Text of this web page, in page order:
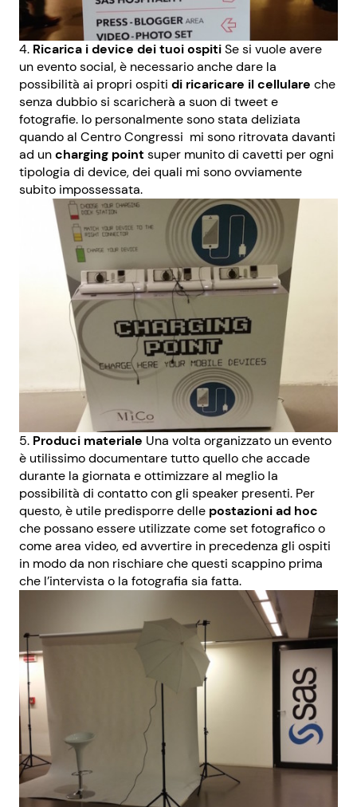
Ricarica i device dei tuoi ospitiSe si vuole avere
un evento social, è necessario anche dare la
possibilità ai propri ospiti di ricaricare il cellulare che
senza dubbio si scaricherà a suon di tweet e
fotografie. Io personalmente sono stata deliziata
quando al Centro Congressi mi sono ritrovata davanti
ad uncharging point super munito di cavetti per ogni
tipologia di device, dei quali mi sono ovviamente
subito impossessata.
Produci materiale Una volta organizzato un evento
è utilissimo documentare tutto quello che accade
durante la giornata e ottimizzare al meglio la
possibilità di contatto con gli speaker presenti. Per
questo, è utile predisporre delle postazioni ad hoc
che possano essere utilizzate come set fotografico o
come area video, ed avvertire in precedenza gli ospiti
in modo da non rischiare che questi scappino prima
che l’intervista o la fotografia sia fatta.